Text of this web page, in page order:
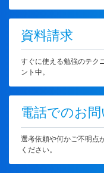
資料請求
すぐに使える勉強のテク
ント中。
電話でのお
選考依頼や何かご不明点
ください。